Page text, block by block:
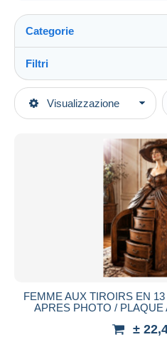
Visualizzazione
Categorie
Categorie principali
Filtri
Tipo di vendita
In corso
Prezzo fisso
Asta con offerte
Aste senza offerte
Casa d'aste
Tutte le durate
Chiude fra
FEMME AUX TIROIRS EN
APRES PHOTO /
±